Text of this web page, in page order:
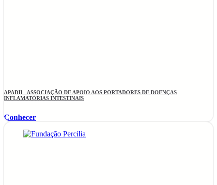
APADII - ASSOCIAÇÃO DE APOIO AOS PORTADORES DE DOENÇAS
INFLAMATÓRIAS INTESTINAIS
Conhecer